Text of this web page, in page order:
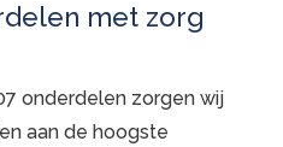
met zorg
onderdelen zorgen wij
aan de hoogste